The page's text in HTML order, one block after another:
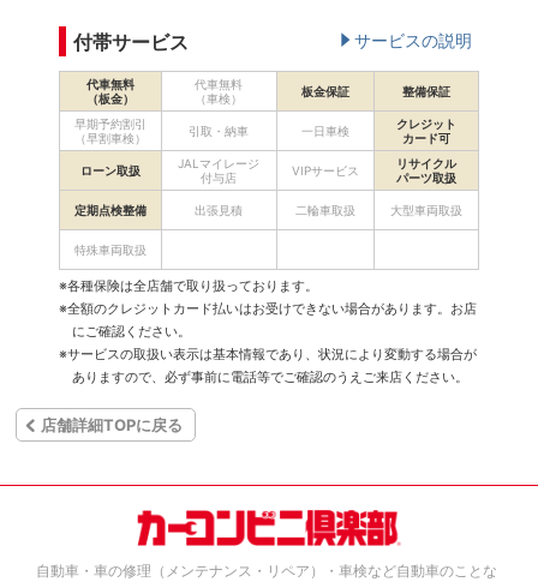
付帯サービス サービスの説明
代車無料
（板金）
代車無料
（車検）
板金保証 整備保証
早期予約割引
（早割車検）
引取・納車 一日車検
クレジット
カード可
ローン取扱
JALマイレージ
付与店
VIPサービス
リサイクル
パーツ取扱
定期点検整備 出張見積 二輪車取扱 大型車両取扱
特殊車両取扱
※各種保険は全店舗で取り扱っております。
※全額のクレジットカード払いはお受けできない場合があります。お店
にご確認ください。
※サービスの取扱い表示は基本情報であり、状況により変動する場合が
ありますので、必ず事前に電話等でご確認のうえご来店ください。
店舗詳細TOPに戻る
自動車・車の修理（メンテナンス・リペア）・車検など自動車のことな